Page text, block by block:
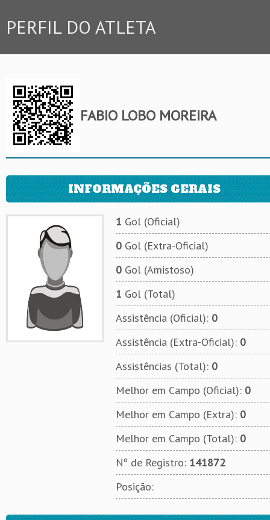
PERFIL DO ATLETA
FABIO LOBO MOREIRA
INFORMAÇÕES GERAIS
1 Gol (Oficial)
0Gol (Extra-Oficial)
0Gol (Amistoso)
1 Gol (Total)
Assistência (Oficial): 0
Assistência (Extra-Oficial): 0
Assistências (Total): 0
Melhor em Campo (Oficial): 0
Melhor em Campo (Extra): 0
Melhor em Campo (Total): 0
Nº de Registro: 141872
Posição: